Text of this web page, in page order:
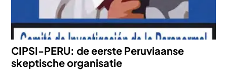
CIPSI-PERU: de eerste Peruviaanse
skeptische organisatie